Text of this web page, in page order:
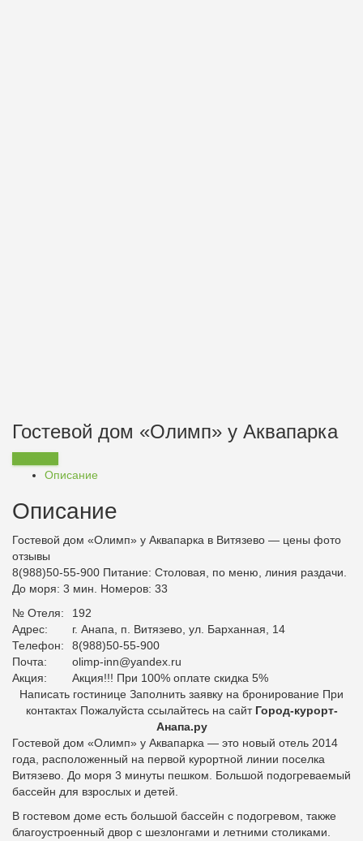
Гостевой дом «Олимп» у Аквапарка
Описание
Описание
Гостевой дом «Олимп» у Аквапарка в Витязево — цены фото
отзывы
8(988)50-55-900 Питание: Столовая, по меню, линия раздачи.
До моря: 3 мин. Номеров: 33
№ Отеля:
192
Адрес:
г. Анапа, п. Витязево, ул. Барханная, 14
Телефон:
8(988)50-55-900
Почта:
olimp-inn@yandex.ru
Акция:
Акция!!! При 100% оплате скидка 5%
Написать гостинице Заполнить заявку на бронирование При
контактах Пожалуйста ссылайтесь на сайт Город-курорт-
Анапа.ру
Гостевой дом «Олимп» у Аквапарка — это новый отель 2014
года, расположенный на первой курортной линии поселка
Витязево. До моря 3 минуты пешком. Большой подогреваемый
бассейн для взрослых и детей.
В гостевом доме есть большой бассейн с подогревом, также
благоустроенный двор с шезлонгами и летними столиками.